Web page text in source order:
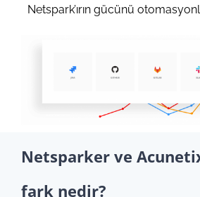
Netspark’ırın gücünü
Netsparker ve
fark nedir?